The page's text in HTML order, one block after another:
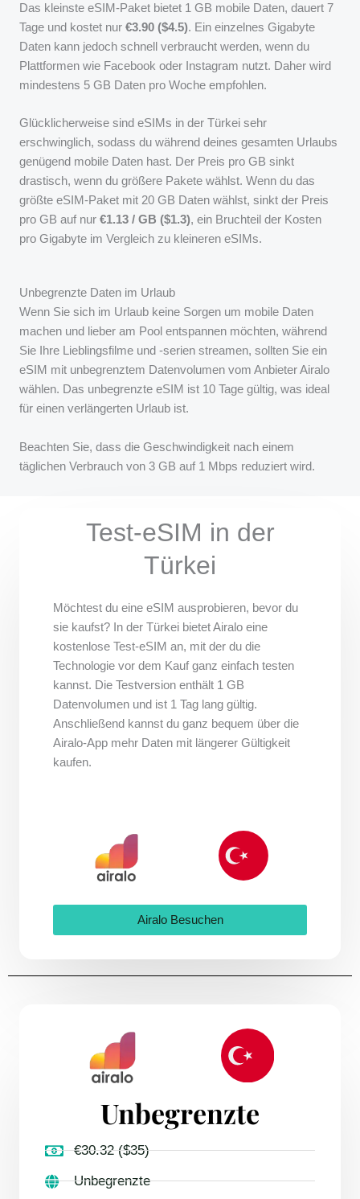
Das kleinste eSIM-Paket bietet 1 GB mobile Daten, dauert 7
Tage und kostet nur €3.90 ($4.5). Ein einzelnes Gigabyte
Daten kann jedoch schnell verbraucht werden, wenn du
Plattformen wie Facebook oder Instagram nutzt. Daher wird
mindestens 5 GB Daten pro Woche empfohlen.
Glücklicherweise sind eSIMs in der Türkei sehr
erschwinglich, sodass du während deines gesamten Urlaubs
genügend mobile Daten hast. Der Preis pro GB sinkt
drastisch, wenn du größere Pakete wählst. Wenn du das
größte eSIM-Paket mit 20 GB Daten wählst, sinkt der Preis
pro GB auf nur €1.13 / GB ($1.3), ein Bruchteil der Kosten
pro Gigabyte im Vergleich zu kleineren eSIMs.
Unbegrenzte Daten im Urlaub
Wenn Sie sich im Urlaub keine Sorgen um mobile Daten
machen und lieber am Pool entspannen möchten, während
Sie Ihre Lieblingsfilme und -serien streamen, sollten Sie ein
eSIM mit unbegrenztem Datenvolumen vom Anbieter Airalo
wählen. Das unbegrenzte eSIM ist 10 Tage gültig, was ideal
für einen verlängerten Urlaub ist.
Beachten Sie, dass die Geschwindigkeit nach einem
täglichen Verbrauch von 3 GB auf 1 Mbps reduziert wird.
Test-eSIM in der
Türkei
Möchtest du eine eSIM ausprobieren, bevor du
sie kaufst? In der Türkei bietet Airalo eine
kostenlose Test-eSIM an, mit der du die
Technologie vor dem Kauf ganz einfach testen
kannst. Die Testversion enthält 1 GB
Datenvolumen und ist 1 Tag lang gültig.
Anschließend kannst du ganz bequem über die
Airalo-App mehr Daten mit längerer Gültigkeit
kaufen.
Airalo Besuchen
Unbegrenzte
€30.32 ($35)
Unbegrenzte